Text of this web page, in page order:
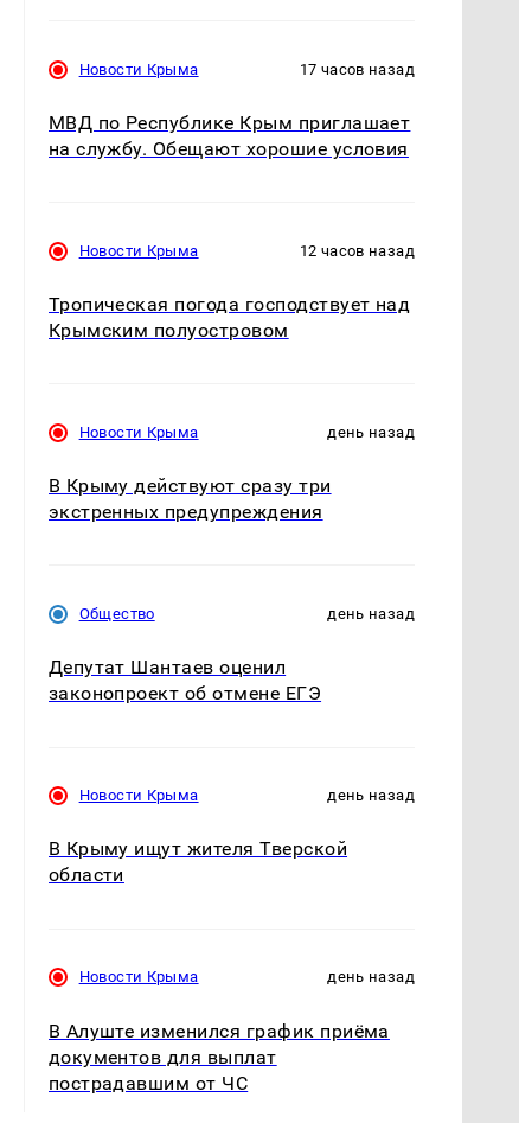
ажиотаж из-за этого
машину напали и
Новости Крыма 17 часов назад
МВД по Республике Крым приглашает
на службу. Обещают хорошие условия
Новости Крыма 12 часов назад
Тропическая погода господствует над
Крымским полуостровом
Новости Крыма день назад
В Крыму действуют сразу три
экстренных предупреждения
Общество день назад
Депутат Шантаев оценил
законопроект об отмене ЕГЭ
Новости Крыма день назад
В Крыму ищут жителя Тверской
области
Новости Крыма день назад
В Алуште изменился график приёма
документов для выплат
пострадавшим от ЧС